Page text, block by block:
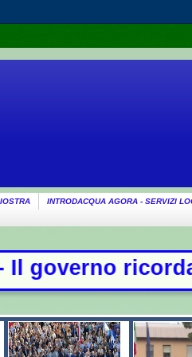
INTRODACQUA AGORA - SERVIZI